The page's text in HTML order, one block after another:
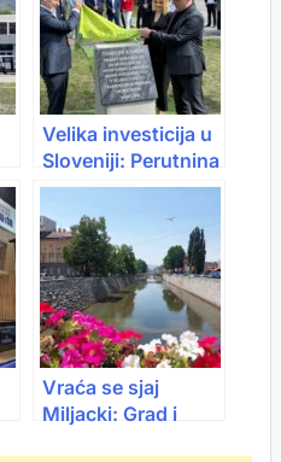
Velika investicija u
Sloveniji: Perutnina
Ptuj ulaže skoro
100 miliona eura
Vraća se sjaj
Miljacki: Grad i